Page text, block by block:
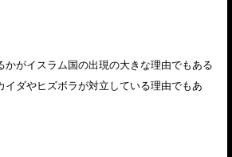
かがイスラム国の出現の大きな理由でもある
イダやヒズボラが対立している理由でもあ